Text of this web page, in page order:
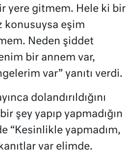
yere gitmem. Hele ki bir
konusuysa eşim
Neden şiddet
bir annem var,
var” yanıtı verdi.
dolandırıldığını
şey yapıp yapmadığın
“Kesinlikle yapmadım,
var elimde.